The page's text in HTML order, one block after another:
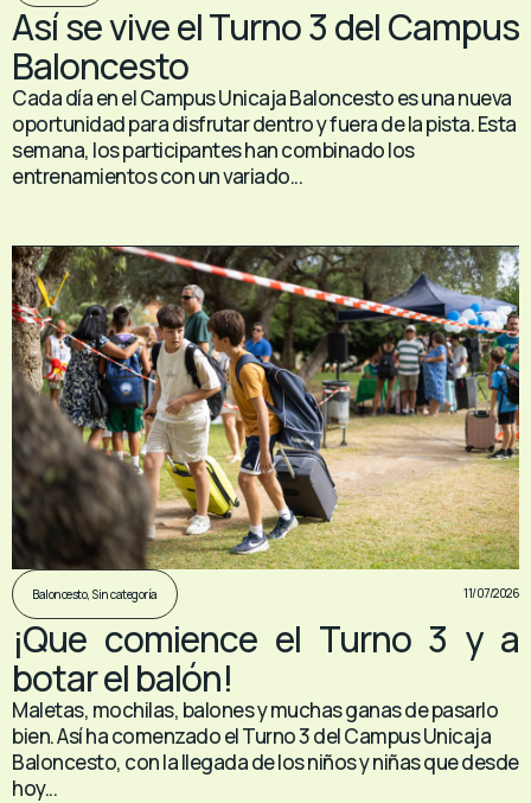
Así se vive el Turno 3 del Campus
Baloncesto
Cada día en el Campus Unicaja Baloncesto es una nueva
oportunidad para disfrutar dentro y fuera de la pista. Esta
semana, los participantes han combinado los
entrenamientos con un variado...
Baloncesto, Sin categoría 11/07/2026
¡Que comience el Turno 3 y a
botar el balón!
Maletas, mochilas, balones y muchas ganas de pasarlo
bien. Así ha comenzado el Turno 3 del Campus Unicaja
Baloncesto, con la llegada de los niños y niñas que desde
hoy...